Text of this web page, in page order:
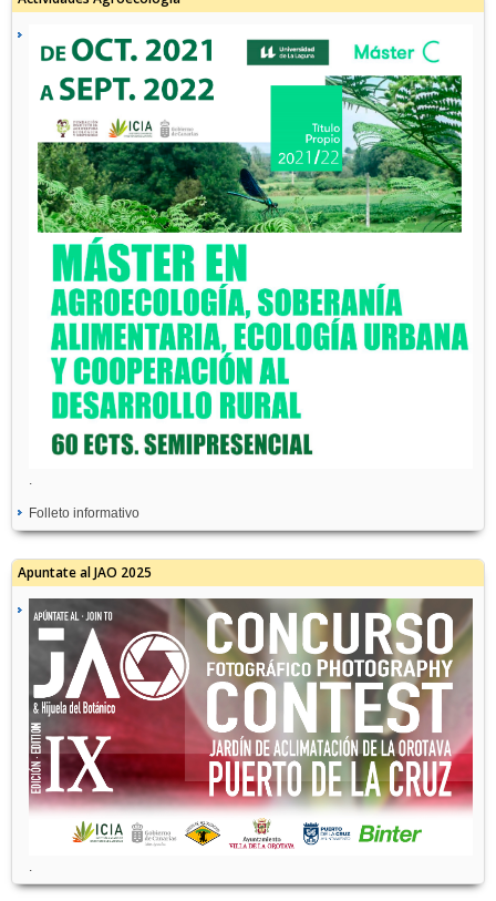
.
Folleto informativo
Apuntate al JAO 2025